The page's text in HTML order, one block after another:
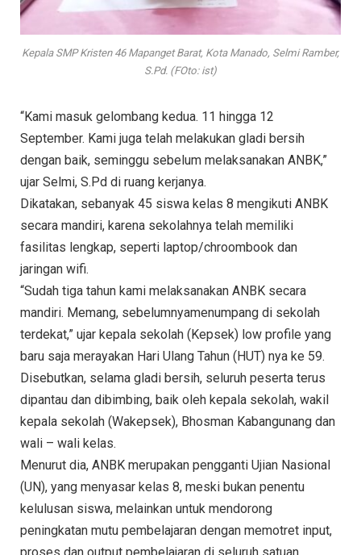
Kepala SMP Kristen 46 Mapanget Barat, Kota Manado, Selmi Ramber,
S.Pd. (FOto: ist)
“Kami masuk gelombang kedua. 11 hingga 12
September. Kami juga telah melakukan gladi bersih
dengan baik, seminggu sebelum melaksanakan ANBK,”
ujar Selmi, S.Pd di ruang kerjanya.
Dikatakan, sebanyak 45 siswa kelas 8 mengikuti ANBK
secara mandiri, karena sekolahnya telah memiliki
fasilitas lengkap, seperti laptop/chroombook dan
jaringan wifi.
“Sudah tiga tahun kami melaksanakan ANBK secara
mandiri. Memang, sebelumnyamenumpang di sekolah
terdekat,” ujar kepala sekolah (Kepsek) low profile yang
baru saja merayakan Hari Ulang Tahun (HUT) nya ke 59.
Disebutkan, selama gladi bersih, seluruh peserta terus
dipantau dan dibimbing, baik oleh kepala sekolah, wakil
kepala sekolah (Wakepsek), Bhosman Kabangunang dan
wali – wali kelas.
Menurut dia, ANBK merupakan pengganti Ujian Nasional
(UN), yang menyasar kelas 8, meski bukan penentu
kelulusan siswa, melainkan untuk mendorong
peningkatan mutu pembelajaran dengan memotret input,